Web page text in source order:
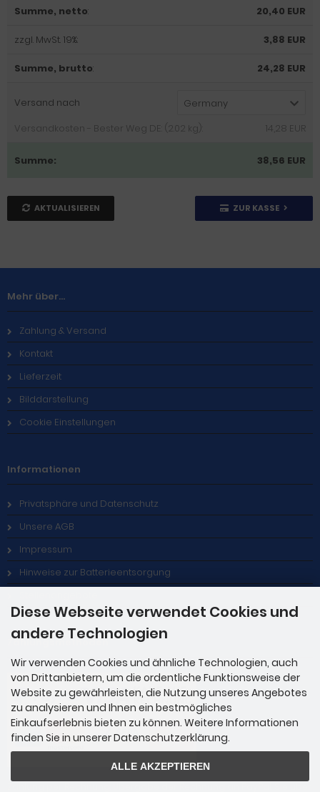
Summe, netto: 20,40 EUR
zzgl. MwSt. 19%: 3,88 EUR
Summe, brutto: 24,28 EUR
Versand nach
Germany
Versandkosten - Bester Weg DE: (2.02 kg):
14,28 EUR
Summe: 38,56 EUR
AKTUALISIEREN ZUR KASSE
Mehr über...
Zahlung & Versand
Kontakt
Lieferzeit
Bilddarstellung
Cookie Einstellungen
Informationen
Privatsphäre und Datenschutz
Unsere AGB
Impressum
Hinweise zur Batterieentsorgung
Zahlungsmethoden
Diese Webseite verwendet Cookies und
andere Technologien
Wir verwenden Cookies und ähnliche Technologien, auch
von Drittanbietern, um die ordentliche Funktionsweise der
Website zu gewährleisten, die Nutzung unseres Angebotes
zu analysieren und Ihnen ein bestmögliches
Einkaufserlebnis bieten zu können. Weitere Informationen
finden Sie in unserer Datenschutzerklärung.
ALLE AKZEPTIEREN